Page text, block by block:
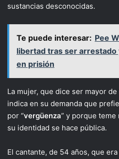
sustancias desconocidas.
Te puede interesar: Pee
libertad tras ser arrestado
en prisión
La mujer, que dice ser mayor
indica en su demanda que
por “vergüenza” y porque teme
su identidad se hace pública.
El cantante, de 54 años, que